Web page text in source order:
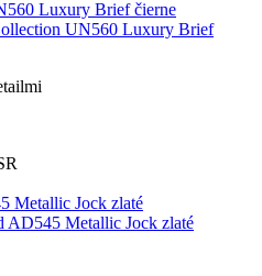
UN560 Luxury Brief
AD545 Metallic Jock zlaté